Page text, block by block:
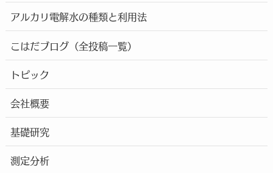
アルカリ電解水の種類と利用法
こはだブログ（全投稿一覧）
トピック
会社概要
基礎研究
測定分析